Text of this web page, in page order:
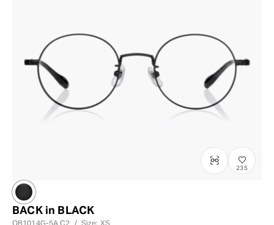
235
BACK in BLACK
OB1014G-5AC2 / Size: XS